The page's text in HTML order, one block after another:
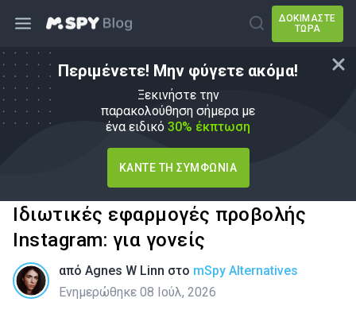
ΔΟΚΙΜΆΣΤΕ
ΤΏΡΑ
Περιμένετε! Μην φύγετε ακόμα!
Ξεκινήστε την
παρακολούθηση σήμερα με
ένα ειδικό 30% έκπτωση
ΚΆΝΤΕ ΤΗ ΣΥΜΦΩΝΊΑ
Ιδιωτικές εφαρμογές προβολής
Instagram: για γονείς
από Agnes W Linn στο mSpy Alternatives
Ενημερώθηκε 08 Ιούλ, 2026